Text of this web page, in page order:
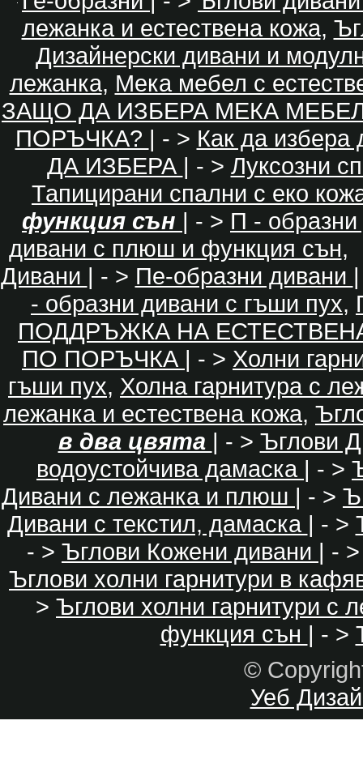
лежанка и естествена кожа,
Дизайнерски дивани и
лежанка, Мека мебел с
ЗАЩО ДА ИЗБЕРА МЕКА
ПОРЪЧКА? | - > Как да избера
ДА ИЗБЕРА | - > Луксозни
Тапицирани спални с еко
функция сън | - > П -
дивани с плюш и функция сън,
Дивани | - > Пе-образни дивани
- образни дивани с гъши пух,
ПОДДРЪЖКА НА
ПО ПОРЪЧКА | - > Холни
гъши пух, Холна гарнитура с
лежанка и естествена кожа,
в два цвята | - > Ъглови
водоустойчива дамаска | - >
Дивани с лежанка и плюш | - >
Дивани с текстил, дамаска | - >
- > Ъглови Кожени дивани | -
Ъглови холни гарнитури в
> Ъглови холни гарнитури с
функция сън | - >
©
Уеб